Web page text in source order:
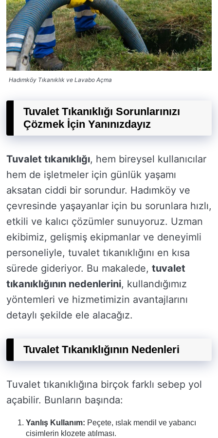
Hadımköy Tıkanıklık ve Lavabo Açma
Tuvalet Tıkanıklığı Sorunlarınızı
Çözmek İçin Yanınızdayız
Tuvalet tıkanıklığı, hem bireysel kullanıcılar
hem de işletmeler için günlük yaşamı
aksatan ciddi bir sorundur. Hadımköy ve
çevresinde yaşayanlar için bu sorunlara hızlı,
etkili ve kalıcı çözümler sunuyoruz. Uzman
ekibimiz, gelişmiş ekipmanlar ve deneyimli
personeliyle, tuvalet tıkanıklığını en kısa
sürede gideriyor. Bu makalede, tuvalet
tıkanıklığının nedenlerini, kullandığımız
yöntemleri ve hizmetimizin avantajlarını
detaylı şekilde ele alacağız.
Tuvalet Tıkanıklığının Nedenleri
Tuvalet tıkanıklığına birçok farklı sebep yol
açabilir. Bunların başında:
Yanlış Kullanım: Peçete, ıslak mendil ve yabancı
cisimlerin klozete atılması.